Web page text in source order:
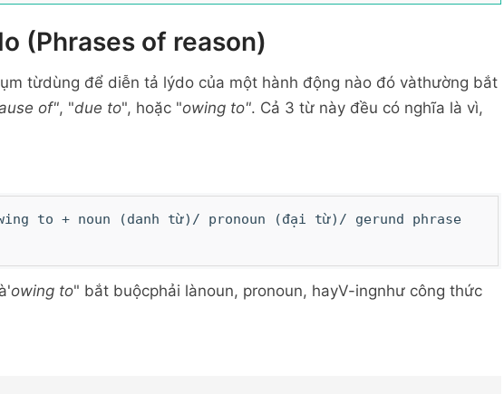
(Phrases of reason)
từdùng để diễn tả lýdo của một hành động nào đó vàthường bắt
of", "due to", hoặc "owing to". Cả 3 từ này đều có nghĩa là vì,
to + noun (danh từ)/ pronoun (đại từ)/ gerund phrase
owing to" bắt buộcphải lànoun, pronoun, hayV-ingnhư công thức